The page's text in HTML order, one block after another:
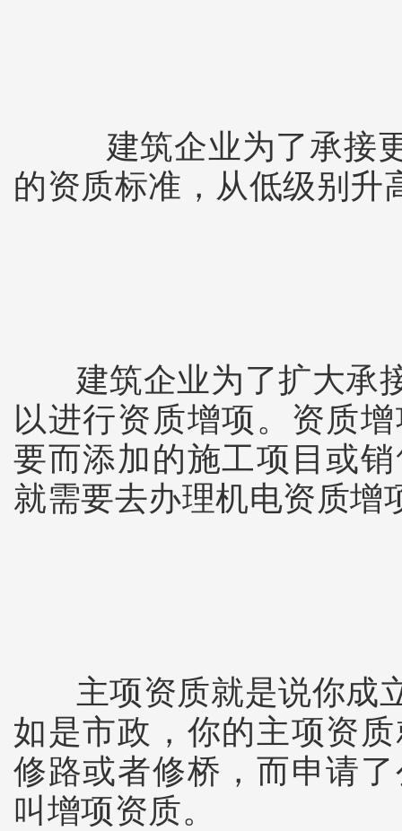
建筑企业为了承接
的资质标准，从低级别升
建筑企业为了扩大承
以进行资质增项。资质
要而添加的施工项目或
就需要去办理机电资质增
主项资质就是说你成
如是市政，你的主项资
修路或者修桥，而申请
叫增项资质。